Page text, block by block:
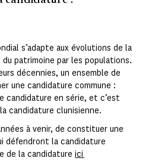
s’adapte aux évolutions de la
patrimoine par les populations.
décennies, un ensemble de
une candidature commune :
candidature en série, et c’est
candidature clunisienne.
à venir, de constituer une
défendront la candidature
de la candidature ici